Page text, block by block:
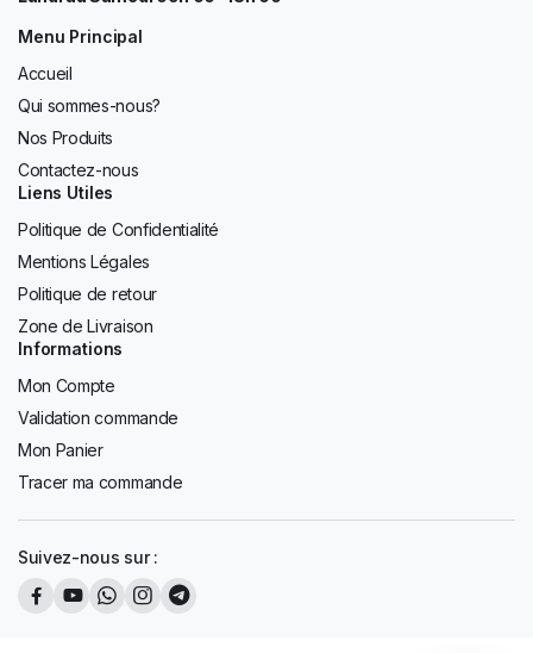
Menu Principal
Accueil
Qui sommes-nous?
Nos Produits
Contactez-nous
Liens Utiles
Politique de Confidentialité
Mentions Légales
Politique de retour
Zone de Livraison
Informations
Mon Compte
Validation commande
Mon Panier
Tracer ma commande
Suivez-nous sur :